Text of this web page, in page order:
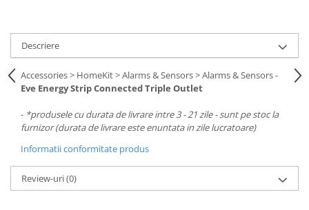
Descriere
Accessories > HomeKit > Alarms & Sensors > Alarms & Sensors -
Eve Energy Strip Connected Triple Outlet
- *produsele cu durata de livrare intre 3 - 21 zile - sunt pe stoc la
furnizor (durata de livrare este enuntata in zile lucratoare)
Informatii conformitate produs
Review-uri(0)